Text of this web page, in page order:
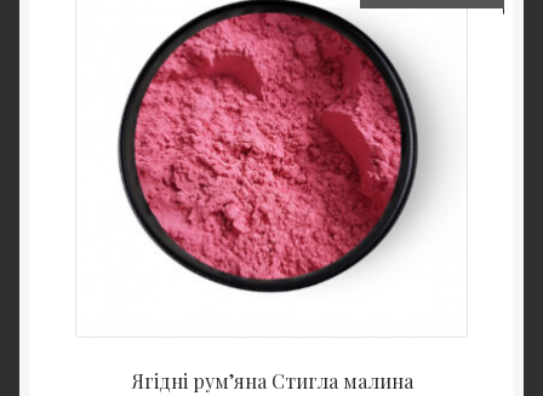
Ягідні рум’яна Стигла малина